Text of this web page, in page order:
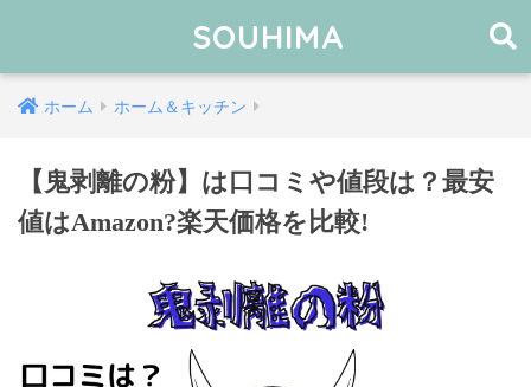
SOUHIMA
ホーム ホーム＆キッチン
【鬼剥離の粉】は口コミや値段は？最安
値はAmazon?楽天価格を比較!